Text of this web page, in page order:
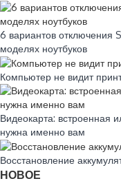
6 вариантов отключения
моделях ноутбуков
Компьютер не видит
Видеокарта: встроенная
нужна именно вам
Восстановление
НОВОЕ